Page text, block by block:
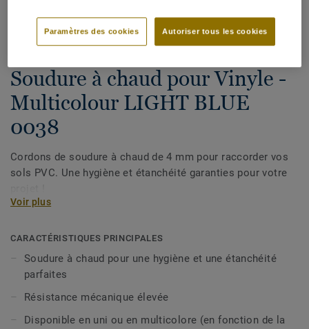
Voir tous les décors (1146)
Soudure à chaud pour Vinyle -
Multicolour LIGHT BLUE
0038
Cordons de soudure à chaud de 4 mm pour raccorder vos
sols PVC. Une hygiène et étanchéité garanties pour votre
Voir plus
CARACTÉRISTIQUES PRINCIPALES
Soudure à chaud pour une hygiène et une étanchéité
parfaites
Résistance mécanique élevée
Disponible en uni ou en multicolore (en fonction de la
Autoriser tous les cookies
Paramètres des cookies